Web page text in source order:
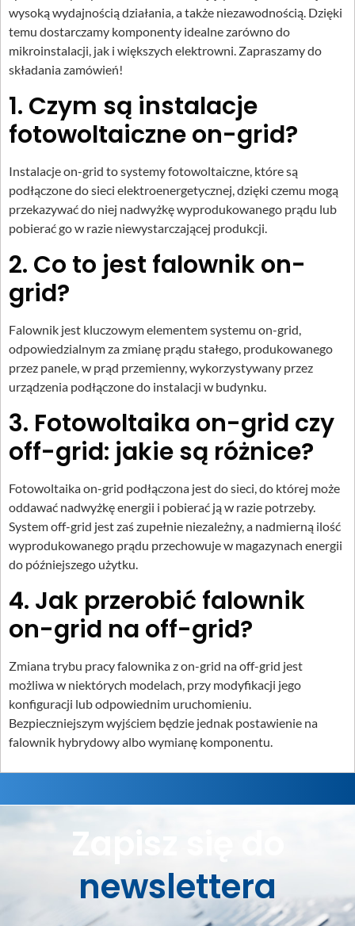
wysoką wydajnością działania, a także niezawodnością. Dzięki
temu dostarczamy komponenty idealne zarówno do
mikroinstalacji, jak i większych elektrowni. Zapraszamy do
składania zamówień!
1. Czym są instalacje
fotowoltaiczne on-grid?
Instalacje on-grid to systemy fotowoltaiczne, które są
podłączone do sieci elektroenergetycznej, dzięki czemu mogą
przekazywać do niej nadwyżkę wyprodukowanego prądu lub
pobierać go w razie niewystarczającej produkcji.
2. Co to jest falownik on-
grid?
Falownik jest kluczowym elementem systemu on-grid,
odpowiedzialnym za zmianę prądu stałego, produkowanego
przez panele, w prąd przemienny, wykorzystywany przez
urządzenia podłączone do instalacji w budynku.
3. Fotowoltaika on-grid czy
off-grid: jakie są różnice?
Fotowoltaika on-grid podłączona jest do sieci, do której może
oddawać nadwyżkę energii i pobierać ją w razie potrzeby.
System off-grid jest zaś zupełnie niezależny, a nadmierną ilość
wyprodukowanego prądu przechowuje w magazynach energii
do późniejszego użytku.
4. Jak przerobić falownik
on-grid na off-grid?
Zmiana trybu pracy falownika z on-grid na off-grid jest
możliwa w niektórych modelach, przy modyfikacji jego
konfiguracji lub odpowiednim uruchomieniu.
Bezpieczniejszym wyjściem będzie jednak postawienie na
falownik hybrydowy albo wymianę komponentu.
Zapisz się do
newslettera